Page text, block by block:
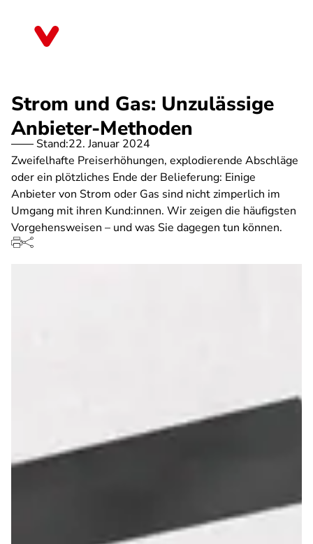
Strom und Gas: Unzulässige
Anbieter-Methoden
Stand:22. Januar 2024
Zweifelhafte Preiserhöhungen, explodierende Abschläge
oder ein plötzliches Ende der Belieferung: Einige
Anbieter von Strom oder Gas sind nicht zimperlich im
Umgang mit ihren Kund:innen. Wir zeigen die häufigsten
Vorgehensweisen – und was Sie dagegen tun können.